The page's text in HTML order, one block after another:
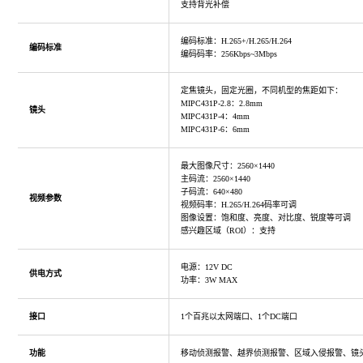
支持背光补偿
编码标准
编码标准：H.265+/H.265/H.264
编码码率：256Kbps~3Mbps
镜头
定焦镜头，固定光圈，不同机型的焦距如下：
MIPC431P-2.8：2.8mm
MIPC431P-4：4mm
MIPC431P-6：6mm
视频参数
最大图像尺寸：2560×1440
主码流：2560×1440
子码流：640×480
视频码率：H.265/H.264码率可调
图像设置：饱和度、亮度、对比度、锐度等可调
感兴趣区域（ROI）：支持
供电方式
电源：12V DC
功率：3W MAX
接口 1个百兆以太网端口、1个DC端口
功能 移动侦测报警、越界侦测报警、区域入侵报警、镜